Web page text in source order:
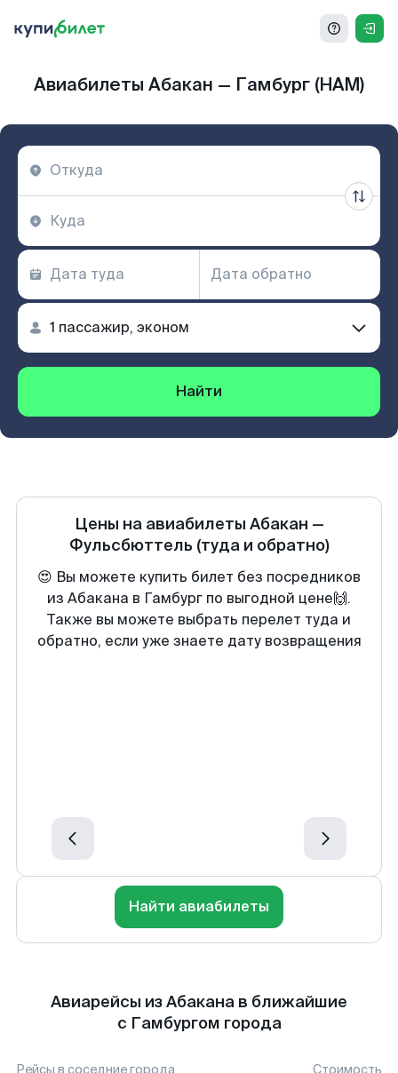
Авиабилеты Абакан — Гамбург (HAM)
Найти
Цены на авиабилеты Абакан —
Фульсбюттель (туда и обратно)
😍 Вы можете купить билет без посредников
из Абакана в Гамбург по выгодной цене🙌.
Также вы можете выбрать перелет туда и
обратно, если уже знаете дату возвращения
Найти авиабилеты
Авиарейсы из Абакана в ближайшие
с Гамбургом города
Рейсы в соседние города Стоимость